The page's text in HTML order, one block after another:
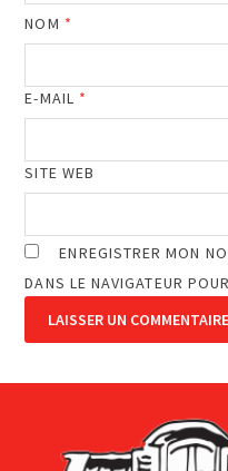
NOM *
E-MAIL *
SITE WEB
ENREGISTRER MON
DANS LE NAVIGATEUR